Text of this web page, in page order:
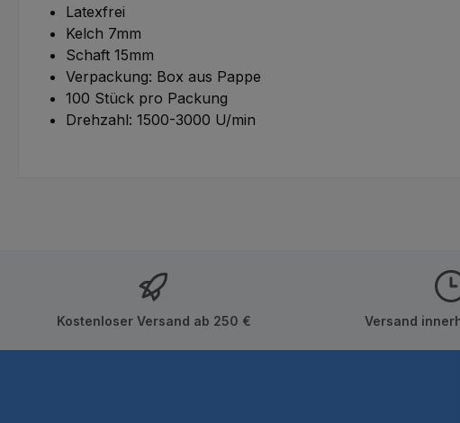
Latexfrei
Kelch 7mm
Schaft 15mm
Verpackung: Box aus Pappe
100 Stück pro Packung
Drehzahl: 1500-3000 U/min
Kostenloser Versand ab 250 € Versand